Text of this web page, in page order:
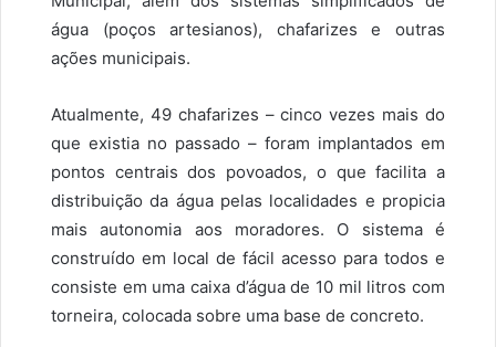
água (poços artesianos), chafarizes e outras
ações municipais.
Atualmente, 49 chafarizes – cinco vezes mais do
que existia no passado – foram implantados em
pontos centrais dos povoados, o que facilita a
distribuição da água pelas localidades e propicia
mais autonomia aos moradores. O sistema é
construído em local de fácil acesso para todos e
consiste em uma caixa d’água de 10 mil litros com
torneira, colocada sobre uma base de concreto.